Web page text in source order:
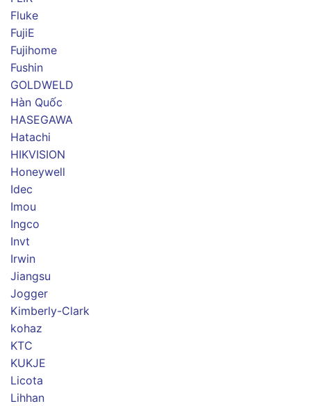
Fluke
FujiE
Fujihome
Fushin
GOLDWELD
Hàn Quốc
HASEGAWA
Hatachi
HIKVISION
Honeywell
Idec
Imou
Ingco
Invt
Irwin
Jiangsu
Jogger
Kimberly-Clark
kohaz
KTC
KUKJE
Licota
Lihhan